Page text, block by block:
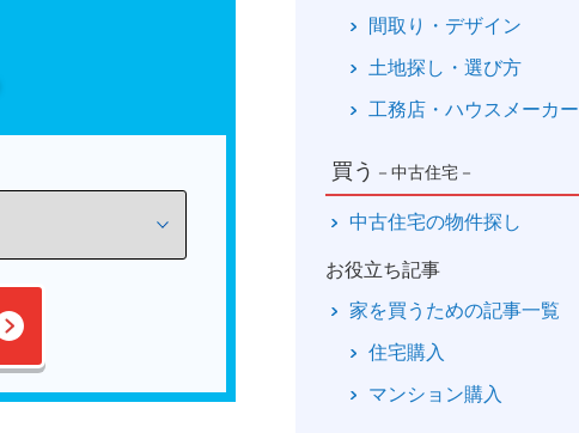
間取り・デザイン
土地探し・選び方
工務店・ハウスメーカー
買う －中古住宅－
中古住宅の物件探し
お役立ち記事
家を買うための記事一覧
住宅購入
マンション購入